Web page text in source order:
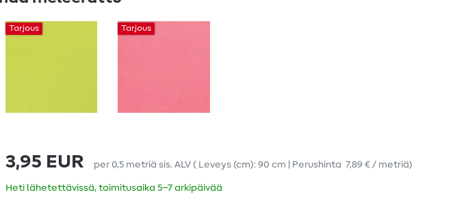
Tarjous Tarjous
3,95 EUR per 0,5 metriä sis. ALV ( Leveys (cm): 90 cm | Perushinta 7,89 € / metriä)
Heti lähetettävissä, toimitusaika 5–7 arkipäivää